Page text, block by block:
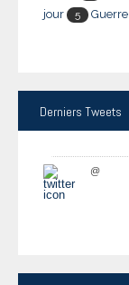
jour
5 Guerre
Derniers Tweets
@